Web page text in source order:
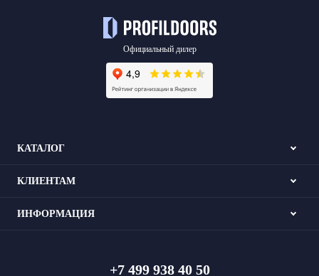
Profil
Официальный дилер
КАТАЛОГ
КЛИЕНТАМ
ИНФОРМАЦИЯ
+7 499 938 40 50